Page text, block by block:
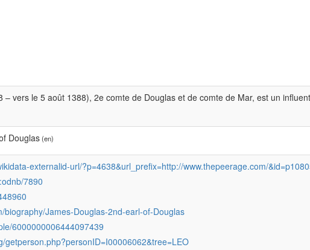
– vers le 5 août 1388), 2e comte de Douglas et de comte de Mar, est un
Douglas(en)
externalid-url/?p=4638&url_prefix=http://www.thepeerage.com/
7890
biography/James-Douglas-2nd-earl-of-Douglas
6000000006444097439
getperson.php?personID=I00006062&tree=LEO